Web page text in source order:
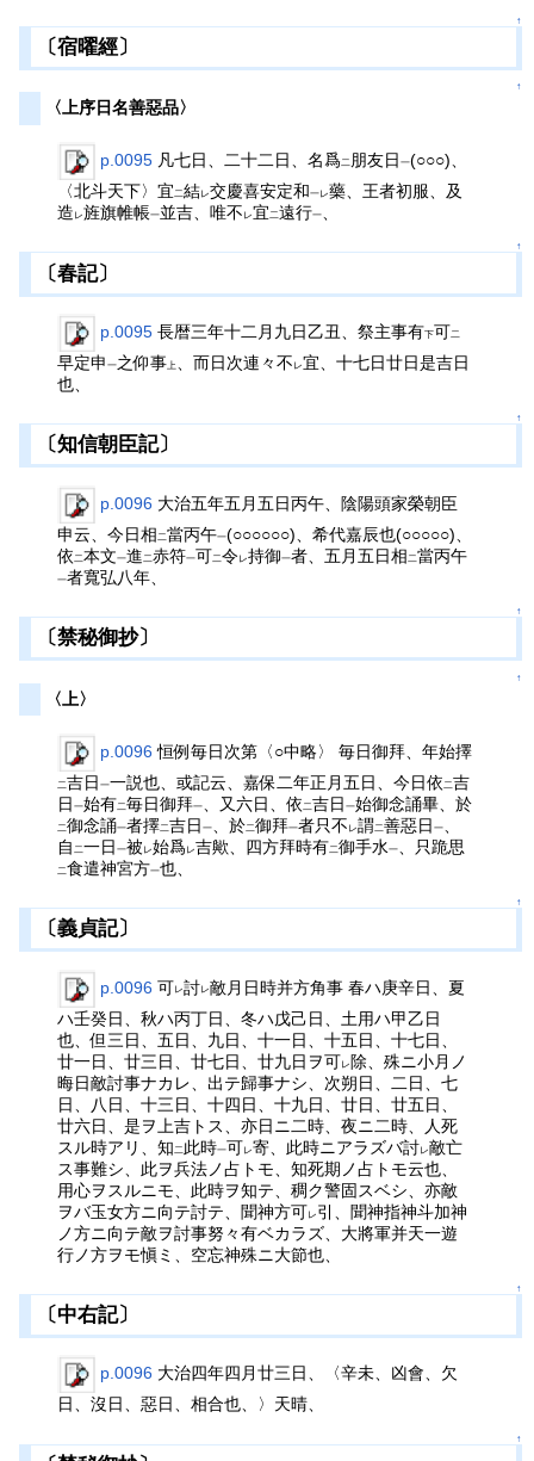
↑
〔宿曜經〕
↑
〈上序日名善惡品〉
p.0095 凡七日、二十二日、名爲二 朋友日一(○○○)、
〈北斗天下〉宜二結レ交慶喜安定和一レ藥、王者初服、及
造 レ旌旗帷帳一並吉、唯不 レ宜二遠行一
↑
〔春記〕
p.0095 長暦三年十二月九日乙丑、祭主事有下可二
早定申一之仰事上 、而日次連々不 レ宜、十七日廿日是吉日
也、
↑
〔知信朝臣記〕
p.0096 大治五年五月五日丙午、陰陽頭家榮朝臣
申云、今日相二當丙午一(○○○○○○)、希代嘉辰也(○○○○○)、
依二本文一進二赤符一可二令レ持御一者、五月五日相二當丙午
一者寬弘八年、
↑
〔禁秘御抄〕
↑
〈上〉
p.0096 恒例毎日次第〈○中略〉 毎日御拜、年始擇
二吉日一一説也、或記云、嘉保二年正月五日、今日依 二吉
日一始有二毎日御拜一 、又六日、依 二吉日一始御念誦畢、於
二御念誦一者擇二吉日一 、於二御拜一者只不 レ謂二善惡日一
自 二一日一被 レ始爲レ吉歟、四方拜時有二御手水一 、只跪思
二食遣神宮方一也、
↑
〔義貞記〕
p.0096 可レ討レ敵月日時并方角事 春ハ庚辛日、夏
ハ壬癸日、秋ハ丙丁日、冬ハ戊己日、土用ハ甲乙日
也、但三日、五日、九日、十一日、十五日、十七日、
廿一日、廿三日、廿七日、廿九日ヲ可レ 除、殊ニ小月ノ
晦日敵討事ナカレ、出テ歸事ナシ、次朔日、二日、七
日、八日、十三日、十四日、十九日、廿日、廿五日、
廿六日、是ヲ上吉トス、亦日ニ二時、夜ニ二時、人死
スル時アリ、知 二 此時一可レ寄、此時ニアラズバ討レ敵亡
ス事難シ、此ヲ兵法ノ占トモ、知死期ノ占トモ云也、
用心ヲスルニモ、此時ヲ知テ、稠ク警固スベシ、亦敵
ヲバ玉女方ニ向テ討テ、聞神方可レ 引、聞神指神斗加神
ノ方ニ向テ敵ヲ討事努々有ベカラズ、大將軍并天一遊
行ノ方ヲモ愼ミ、空忘神殊ニ大節也、
↑
〔中右記〕
p.0096 大治四年四月廿三日、〈辛未、凶會、欠
日、沒日、惡日、相合也、〉天晴、
↑